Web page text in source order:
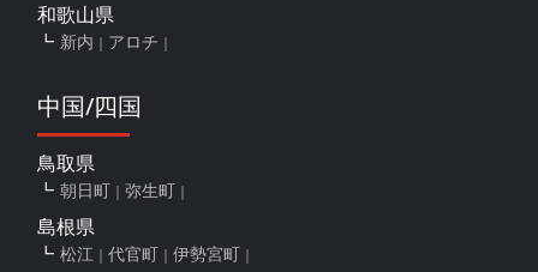
和歌山県
新内 アロチ
中国/四国
鳥取県
朝日町 弥生町
島根県
松江 代官町 伊勢宮町